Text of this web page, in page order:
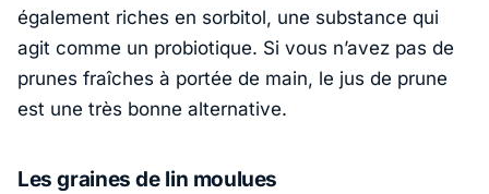
également riches en sorbitol, une substance qui
agit comme un probiotique. Si vous n’avez pas de
prunes fraîches à portée de main, le jus de prune
est une très bonne alternative.
Les graines de lin moulues